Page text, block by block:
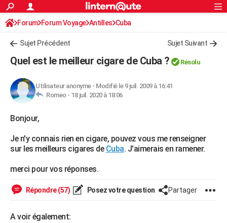
ACTUALITÉS
Politique
Société
Faits Divers
Education
Monde
Villes
+
Retraite
Impôts
Epargne
Immobilier
Risques naturels par ville
Banque
Assurance
Crédit
AUTO
HIGH-TECH
BRICOLAGE
Forum
Aménagement intérieur
Extérieur
Cuisine
Salle de bains
Jardinage
Rangement
Guides de France
Escapades
Patrimoine
Expositions
Week-end nature
Art de vivre
Bien-être
Loisirs
Mode
Modes de vie
Alimentation
Guide de la santé
Maladies
Médicaments
Sommeil
VOYAGE
S'inscrire
Connexion
Forum Forum Voyage Antilles Cuba
Sujet Précédent Sujet Suivant
Quel est le meilleur cigare de Cuba ? Résolu
Utilisateur anonyme- Modifié le 9 juil. 2009 à 16:41
Romeo - 18 juil. 2020 à 18:06
Bonjour,
Je n'y connais rien en cigare, pouvez vous me renseigner
sur les meilleurs cigares de Cuba. J'aimerais en ramener.
merci pour vos réponses.
Répondre (57) Posez votre question Partager
A voir également: